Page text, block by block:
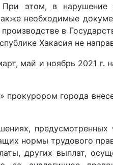
этом, в нарушение
необходимые
в
Хакасия не
май и ноябрь 2021 г.
города
нормы трудового
других выплат,